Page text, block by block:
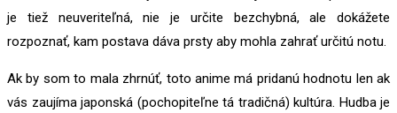
je tiež neuveriteľná, nie je určite bezchybná, ale dokážete
rozpoznať, kam postava dáva prsty aby mohla zahrať určitú notu.
Ak by som to mala zhrnúť, toto anime má pridanú hodnotu len ak
vás zaujíma japonská (pochopiteľne tá tradičná) kultúra. Hudba je